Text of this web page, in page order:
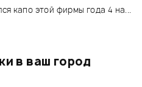
капо этой фирмы года 4 на...
в ваш город